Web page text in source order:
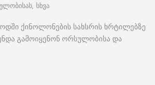
, სხვა
ქინოლონების სახსრის ხრტილებზე
გამოიყენონ ორსულობისა და